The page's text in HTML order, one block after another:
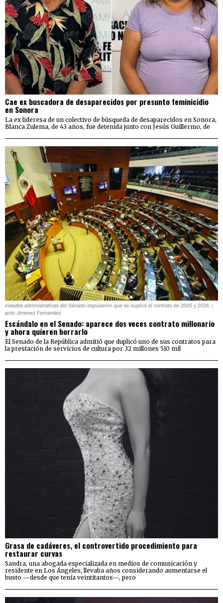
Cae ex buscadora de desaparecidos por presunto feminicidio
en Sonora
La ex lideresa de un colectivo de búsqueda de desaparecidos en Sonora,
Blanca Zulema, de 43 años, fue detenida junto con Jesús Guillermo, de
Escándalo en el Senado: aparece dos veces contrato millonario
y ahora quieren borrarlo
El Senado de la República admitió que duplicó uno de sus contratos para
la prestación de servicios de cultura por 32 millones 510 mil
Grasa de cadáveres, el controvertido procedimiento para
restaurar curvas
Sandra, una abogada especializada en medios de comunicación y
residente en Los Ángeles, llevaba años considerando aumentarse el
busto —desde que tenía veintitantos—, pero